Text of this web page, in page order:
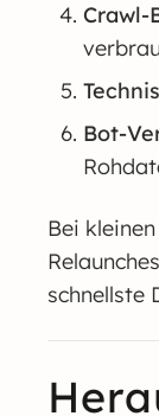
Crawl-
Bot-
Bei
schnellste